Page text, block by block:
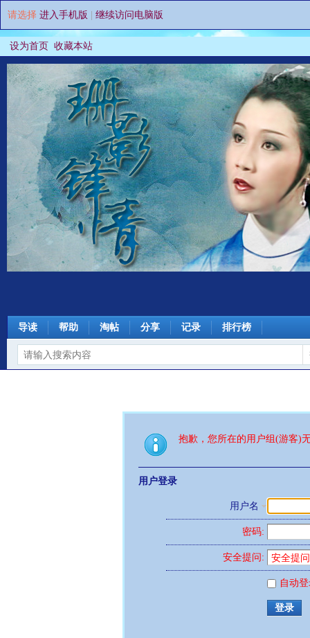
请选择 进入手机版 继续访问电脑版
设为首页 收藏本站
导读 帮助 淘帖 分享 记录 排行榜
抱歉，您所在的用户组(游客)
用户登录
用户名
密码:
安全提问:
自动
登录